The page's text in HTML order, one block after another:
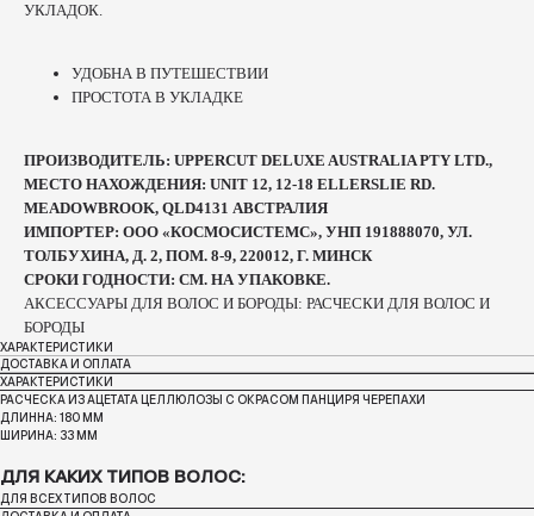
УКЛАДОК.
УДОБНА В ПУТЕШЕСТВИИ
ПРОСТОТА В УКЛАДКЕ
ПРОИЗВОДИТЕЛЬ: UPPERCUT DELUXE AUSTRALIA PTY LTD.,
МЕСТО НАХОЖДЕНИЯ: UNIT 12, 12-18 ELLERSLIE RD.
MEADOWBROOK, QLD4131 АВСТРАЛИЯ
ИМПОРТЕР: ООО «КОСМОСИСТЕМС», УНП 191888070, УЛ.
ТОЛБУХИНА, Д. 2, ПОМ. 8-9, 220012, Г. МИНСК
СРОКИ ГОДНОСТИ: СМ. НА УПАКОВКЕ.
АКСЕССУАРЫ ДЛЯ ВОЛОС И БОРОДЫ: РАСЧЕСКИ ДЛЯ ВОЛОС И
БОРОДЫ
ХАРАКТЕРИСТИКИ
ДОСТАВКА И ОПЛАТА
ХАРАКТЕРИСТИКИ
РАСЧЕСКА ИЗ АЦЕТАТА ЦЕЛЛЮЛОЗЫ С ОКРАСОМ ПАНЦИРЯ ЧЕРЕПАХИ
ДЛИННА: 180 ММ
ШИРИНА: 33 ММ
ДЛЯ КАКИХ ТИПОВ ВОЛОС:
ДЛЯ ВСЕХ ТИПОВ ВОЛОС